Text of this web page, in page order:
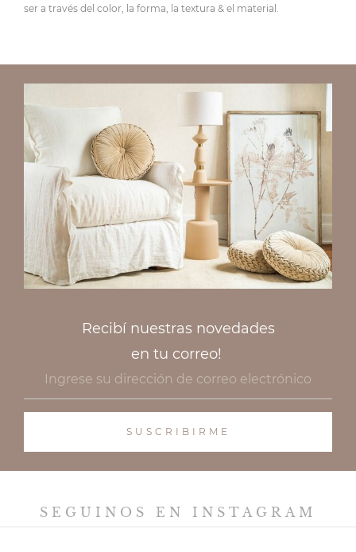
ser a través del color, la forma, la textura & el material.
Recibí nuestras novedades
en tu correo!
SEGUINOS EN INSTAGRAM